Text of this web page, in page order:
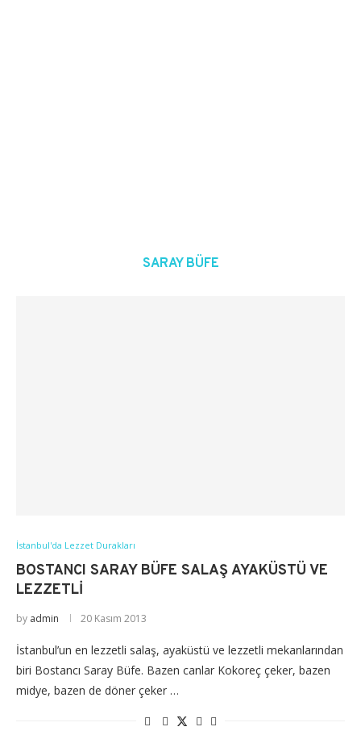
SARAY BÜFE
İstanbul'da Lezzet Durakları
BOSTANCI SARAY BÜFE SALAŞ AYAKÜSTÜ VE
LEZZETLI
by admin 20 Kasım 2013
İstanbul’un en lezzetli salaş, ayaküstü ve lezzetli mekanlarından
biri Bostancı Saray Büfe. Bazen canlar Kokoreç çeker, bazen
midye, bazen de döner çeker …